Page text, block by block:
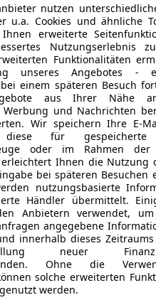
nutzen
u.a. Cookies und ähnliche
erweiterte
Nutzungserlebnis
Funktionalitäten
unseres Angebotes
einem späteren Besuch
aus Ihrer Nähe
Werbung und Nachrichten
Wir speichern Ihre E-
für gespeicherte
oder im Rahmen der
Ihnen die Nutzung
bei späteren
nutzungsbasierte
Händler übermittelt.
Anbietern verwendet,
angegebene
innerhalb dieses
neuer
Ohne die
solche erweiterten
werden.